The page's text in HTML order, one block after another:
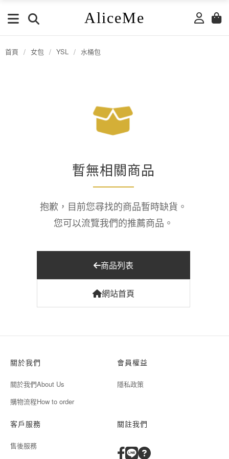
AliceMe
首頁 / 女包 / YSL / 水桶包
暫無相關商品
抱歉，目前您尋找的商品暫時缺貨。
您可以流覽我們的推薦商品。
商品列表
網站首頁
關於我們
關於我們About Us
購物流程How to order
會員權益
隱私政策
客戶服務
售後服務
關註我們